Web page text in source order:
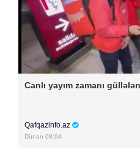
Canlı yayım zamanı
Qafqazinfo.az
Dünən 08:04